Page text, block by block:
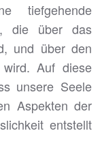
tiefgehende
die über das
und über den
Auf diese
unsere Seele
Aspekten der
entstellt